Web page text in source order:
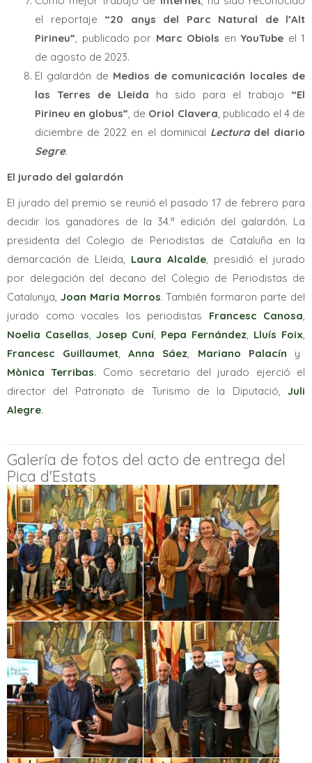
el reportaje “20 anys del Parc Natural de l’Alt
Pirineu”, publicado por Marc Obiols en YouTube el 1
de agosto de 2023.
El galardón de Medios de comunicación locales de
las Terres de Lleida ha sido para el trabajo “El
Pirineu en globus”, de Oriol Clavera, publicado el 4 de
diciembre de 2022 en el dominical Lectura del diario
Segre.
El jurado del galardón
El jurado del premio se reunió el pasado 17 de febrero para
decidir los ganadores de la 34.ª edición del galardón. La
presidenta del Colegio de Periodistas de Cataluña en la
demarcación de Lleida, Laura Alcalde, presidió el jurado
por delegación del decano del Colegio de Periodistas de
Catalunya, Joan Maria Morros. También formaron parte del
jurado como vocales los periodistas Francesc Canosa,
Noelia Casellas, Josep Cuní, Pepa Fernández, Lluís Foix,
Francesc Guillaumet, Anna Sáez, Mariano Palacín y
Mònica Terribas. Como secretario del jurado ejerció el
director del Patronato de Turismo de la Diputació, Juli
Alegre.
Galería de fotos del acto de entrega del
Pica d'Estats